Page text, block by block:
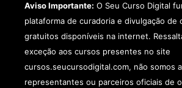
Aviso Importante: O Seu Curso Digital
plataforma de curadoria e divulgação de
gratuitos disponíveis na internet.
exceção aos cursos presentes no site
cursos.seucursodigital.com, não somos
representantes ou parceiros oficiais de